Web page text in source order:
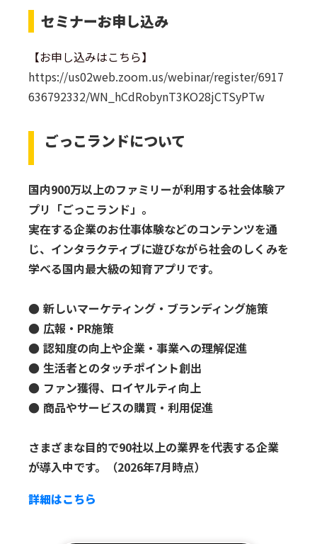
セミナーお申し込み
【お申し込みはこちら】
https://us02web.zoom.us/webinar/register/6917
636792332/WN_hCdRobynT3KO28jCTSyPTw
ごっこランドについて
国内900万以上のファミリーが利用する社会体験ア
プリ「ごっこランド」。
実在する企業のお仕事体験などのコンテンツを通
じ、インタラクティブに遊びながら社会のしくみを
学べる国内最大級の知育アプリです。
● 新しいマーケティング・ブランディング施策
● 広報・PR施策
● 認知度の向上や企業・事業への理解促進
● 生活者とのタッチポイント創出
● ファン獲得、ロイヤルティ向上
● 商品やサービスの購買・利用促進
さまざまな目的で90社以上の業界を代表する企業
が導入中です。（2026年7月時点）
詳細はこちら